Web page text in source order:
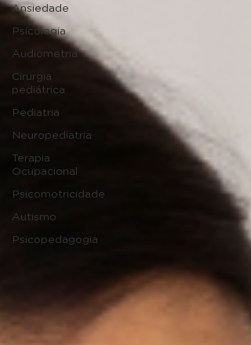
Ansiedade
Psicologia
Audiometria
Cirurgia
pediátrica
Pediatria
Neuropediatria
Terapia
Ocupacional
Psicomotricidade
Autismo
Psicopedagogia